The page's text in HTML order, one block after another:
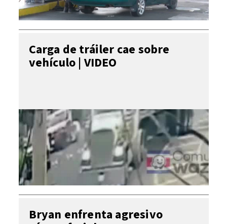
Carga de tráiler cae sobre
vehículo | VIDEO
Bryan enfrenta agresivo